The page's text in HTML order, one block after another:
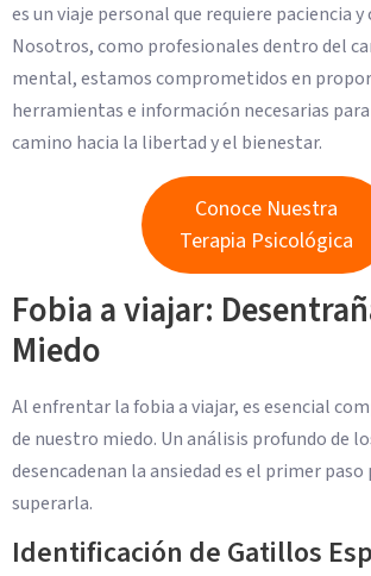
es un viaje personal que requiere paciencia
Nosotros, como profesionales dentro del
mental, estamos comprometidos en
herramientas e información necesarias
camino hacia la libertad y el bienestar.
Conoce Nuestra
Terapia Psicológica
Fobia a viajar:
Miedo
Al enfrentar la fobia a viajar, es esencial
de nuestro miedo. Un análisis profundo de
desencadenan la ansiedad es el primer
superarla.
Identificación de Gatillos